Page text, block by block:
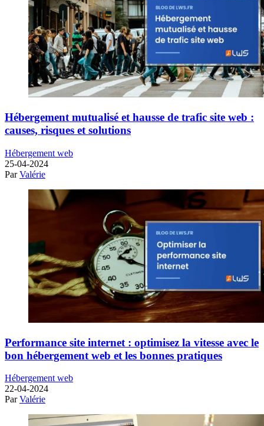
Hébergement mutualisé et hausse de trafic site web :
causes, risques et solutions
Hébergement web
25-04-2024
ParValérie
Performance site internet : optimisez la vitesse avec le
bon hébergement web et les bonnes pratiques
Hébergement web
22-04-2024
ParValérie